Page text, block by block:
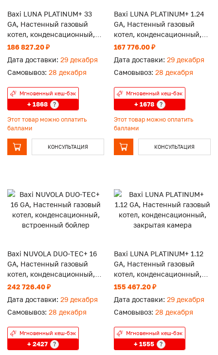
Baxi LUNA PLATINUM+ 33
GA, Настенный газовый
котел, конденсационный,
закрытая камера
186 827.20 ₽
Дата доставки: 29 декабря
Самовывоз: 28 декабря
Мгновенный кеш-бэк
+ 1868 ?
Этот товар можно оплатить
баллами
КОНСУЛЬТАЦИЯ
Baxi LUNA PLATINUM+ 1.24
GA, Настенный газовый
котел, конденсационный,
закрытая камера
167 776.00 ₽
Дата доставки: 29 декабря
Самовывоз: 28 декабря
Мгновенный кеш-бэк
+ 1678 ?
Этот товар можно оплатить
баллами
КОНСУЛЬТАЦИЯ
Baxi NUVOLA DUO-TEC+ 16
GA, Настенный газовый
котел, конденсационный,
встроенный бойлер
242 726.40 ₽
Дата доставки: 29 декабря
Самовывоз: 28 декабря
Мгновенный кеш-бэк
+ 2427 ?
Baxi LUNA PLATINUM+ 1.12
GA, Настенный газовый
котел, конденсационный,
закрытая камера
155 467.20 ₽
Дата доставки: 29 декабря
Самовывоз: 28 декабря
Мгновенный кеш-бэк
+ 1555 ?